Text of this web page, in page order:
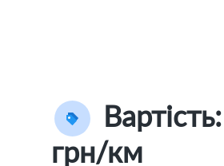
грн/км